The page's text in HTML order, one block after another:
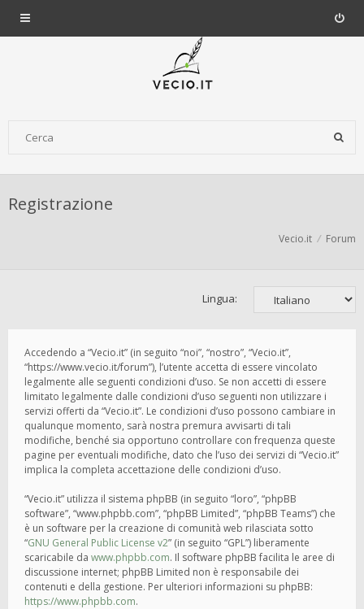
Registrazione
Vecio.it Forum
Lingua:
Accedendo a “Vecio.it” (in seguito “noi”, “nostro”, “Vecio.it”,
“https://www.vecio.it/forum”), l’utente accetta di essere vincolato
legalmente alle seguenti condizioni d’uso. Se non accetti di essere
limitato legalmente dalle condizioni d’uso seguenti non utilizzare i
servizi offerti da “Vecio.it”. Le condizioni d’uso possono cambiare in
qualunque momento, sarà nostra premura avvisarti di tali
modifiche, benché sia opportuno controllare con frequenza queste
pagine per eventuali modifiche, dato che l’uso dei servizi di “Vecio.it”
implica la completa accettazione delle condizioni d’uso.
“Vecio.it” utilizza il sistema phpBB (in seguito “loro”, “phpBB
software”, “www.phpbb.com”, “phpBB Limited”, “phpBB Teams”) che
è un software per la creazione di comunità web rilasciata sotto
“GNU General Public License v2” (in seguito “GPL”) liberamente
scaricabile da www.phpbb.com. Il software phpBB facilita le aree di
discussione internet; phpBB Limited non è responsabile dei
contenuti e della gestione. Per ulteriori informazioni su phpBB:
https://www.phpbb.com.